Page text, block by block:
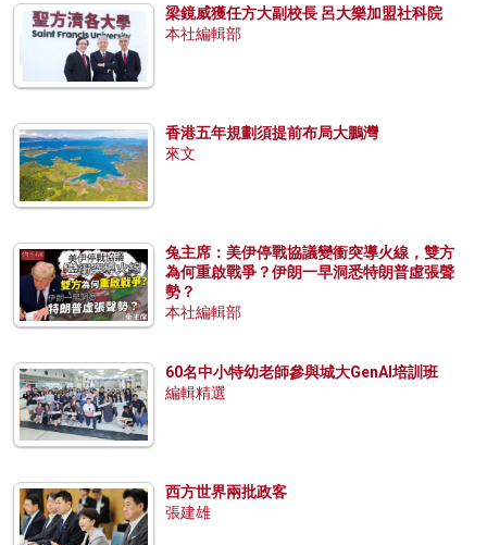
梁鏡威獲任方大副校長 呂大樂加盟社科院
本社編輯部
香港五年規劃須提前布局大鵬灣
來文
兔主席：美伊停戰協議變衝突導火線，雙方
為何重啟戰爭？伊朗一早洞悉特朗普虛張聲
勢？
本社編輯部
60名中小特幼老師參與城大GenAI培訓班
編輯精選
西方世界兩批政客
張建雄